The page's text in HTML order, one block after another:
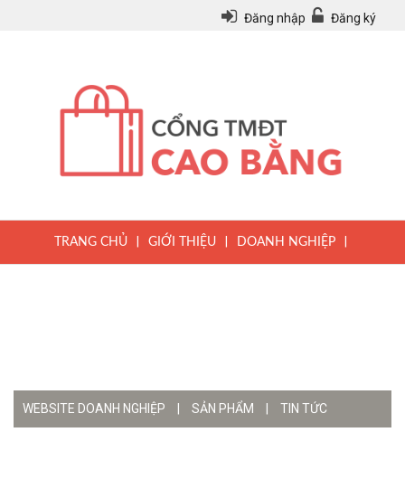
Đăng nhập Đăng ký
TRANG CHỦ GIỚI THIỆU DOANH NGHIỆP
WEBSITE DOANH NGHIỆP SẢN PHẨM TIN TỨC